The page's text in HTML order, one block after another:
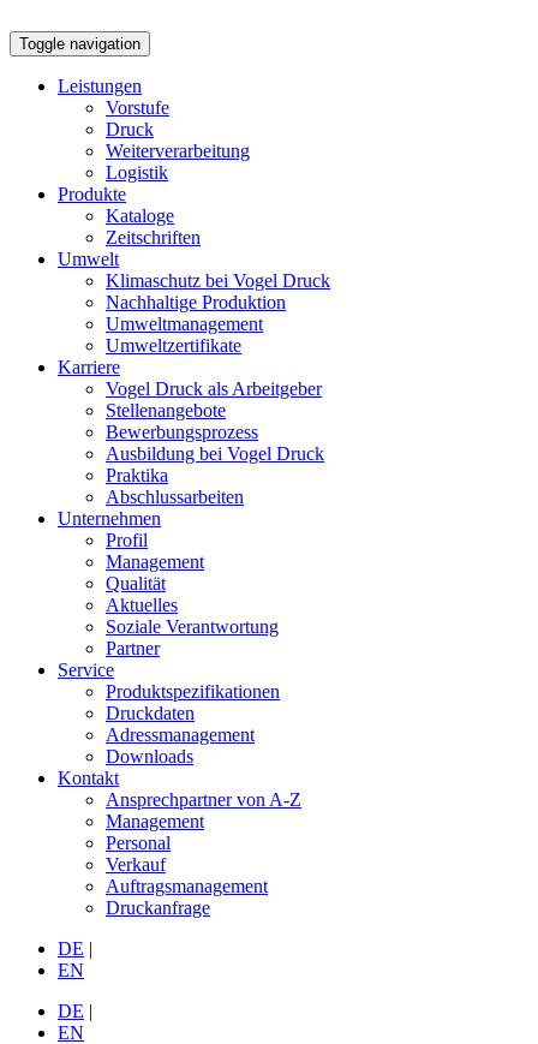
Toggle navigation
Leistungen
Vorstufe
Druck
Weiterverarbeitung
Logistik
Produkte
Kataloge
Zeitschriften
Umwelt
Klimaschutz bei Vogel Druck
Nachhaltige Produktion
Umweltmanagement
Umweltzertifikate
Karriere
Vogel Druck als Arbeitgeber
Stellenangebote
Bewerbungsprozess
Ausbildung bei Vogel Druck
Praktika
Abschlussarbeiten
Unternehmen
Profil
Management
Qualität
Aktuelles
Soziale Verantwortung
Partner
Service
Produktspezifikationen
Druckdaten
Adressmanagement
Downloads
Kontakt
Ansprechpartner von A-Z
Management
Personal
Verkauf
Auftragsmanagement
Druckanfrage
DE |
EN
DE |
EN